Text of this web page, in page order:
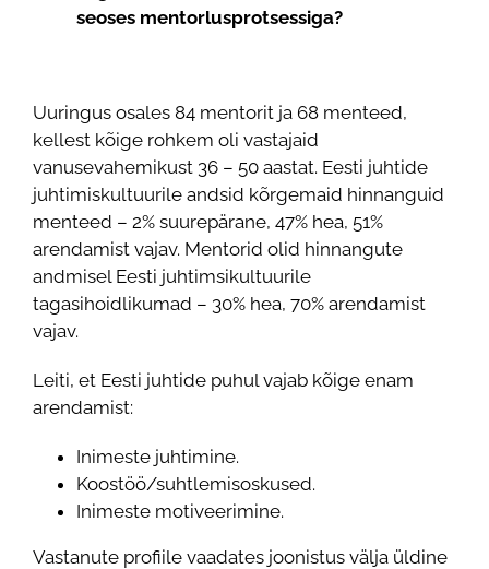
seoses mentorlusprotsessiga?
Uuringus osales 84 mentorit ja 68 menteed,
kellest kõige rohkem oli vastajaid
vanusevahemikust 36 – 50 aastat. Eesti juhtide
juhtimiskultuurile andsid kõrgemaid hinnanguid
menteed – 2% suurepärane, 47% hea, 51%
arendamist vajav. Mentorid olid hinnangute
andmisel Eesti juhtimsikultuurile
tagasihoidlikumad – 30% hea, 70% arendamist
vajav.
Leiti, et Eesti juhtide puhul vajab kõige enam
arendamist:
Inimeste juhtimine.
Koostöö/suhtlemisoskused.
Inimeste motiveerimine.
Vastanute profiile vaadates joonistus välja üldine